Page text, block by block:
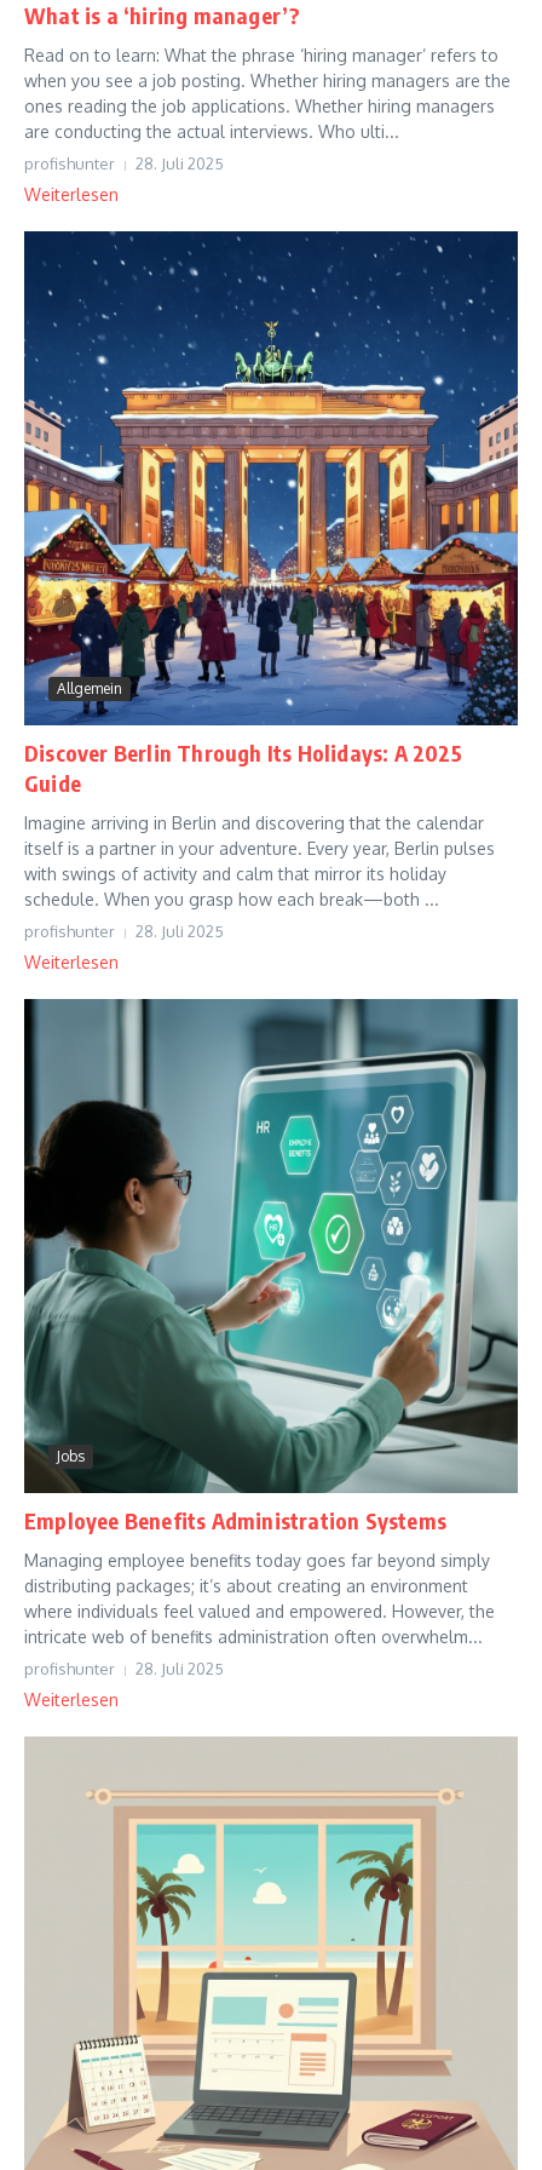
What is a ‘hiring manager’?
Read on to learn: What the phrase ‘hiring manager’ refers to
when you see a job posting. Whether hiring managers are the
ones reading the job applications. Whether hiring managers
are conducting the actual interviews. Who ulti...
profishunter 28. Juli 2025
Weiterlesen
Allgemein
Discover Berlin Through Its Holidays: A 2025
Guide
Imagine arriving in Berlin and discovering that the calendar
itself is a partner in your adventure. Every year, Berlin pulses
with swings of activity and calm that mirror its holiday
schedule. When you grasp how each break—both ...
profishunter 28. Juli 2025
Weiterlesen
Jobs
Employee Benefits Administration Systems
Managing employee benefits today goes far beyond simply
distributing packages; it’s about creating an environment
where individuals feel valued and empowered. However, the
intricate web of benefits administration often overwhelm...
profishunter 28. Juli 2025
Weiterlesen